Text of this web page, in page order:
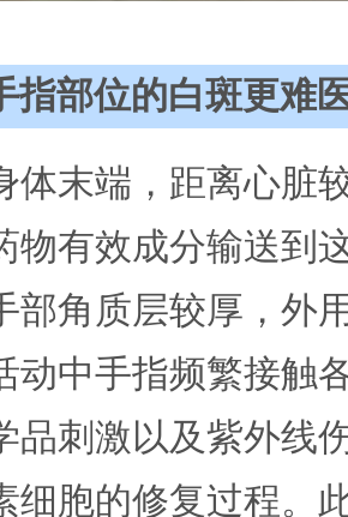
指部位的白斑更难
体末端，距离心脏
物有效成分输送到
部角质层较厚，外
动中手指频繁接触
品刺激以及紫外线
细胞的修复过程。